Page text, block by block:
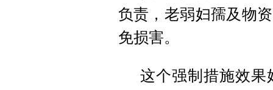
负责，老弱妇孺及物
免损害。
这个强制措施效果